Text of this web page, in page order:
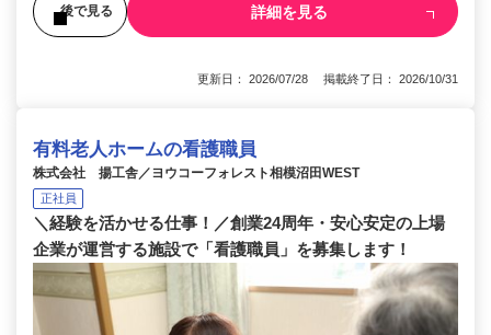
後で見る 詳細を見る
更新日： 2026/07/28 掲載終了日： 2026/10/31
有料老人ホームの看護職員
株式会社 揚工舎／ヨウコーフォレスト相模沼田WEST
正社員
＼経験を活かせる仕事！／創業24周年・安心安定の上場
企業が運営する施設で「看護職員」を募集します！